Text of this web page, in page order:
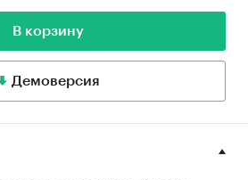
В корзину
Демоверсия